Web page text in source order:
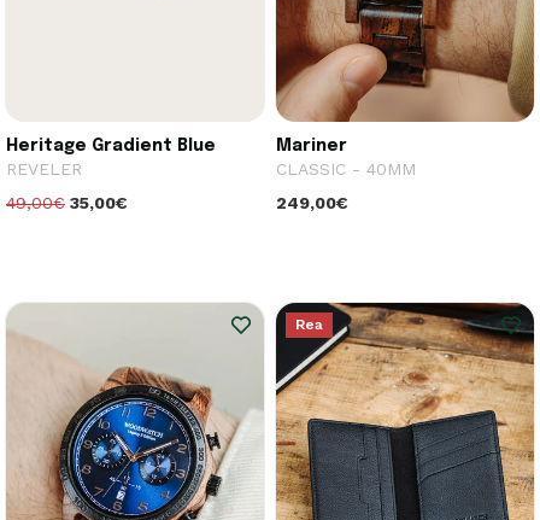
Heritage Gradient Blue
REVELER
49,00€ 35,00€
Mariner
CLASSIC - 40MM
249,00€
Rea